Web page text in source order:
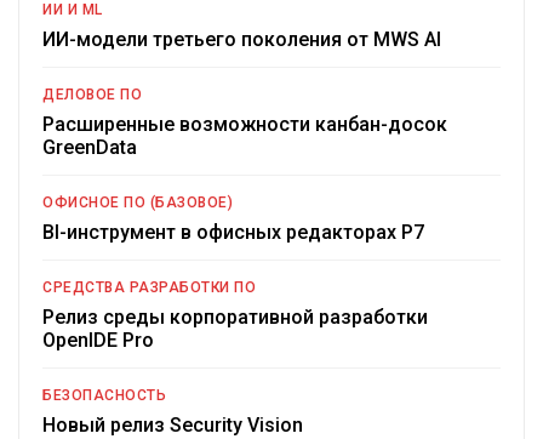
ИИ И ML
ИИ-модели третьего поколения от MWS AI
ДЕЛОВОЕ ПО
Расширенные возможности канбан-досок
GreenData
ОФИСНОЕ ПО (БАЗОВОЕ)
BI-инструмент в офисных редакторах Р7
СРЕДСТВА РАЗРАБОТКИ ПО
Релиз среды корпоративной разработки
OpenIDE Pro
БЕЗОПАСНОСТЬ
Новый релиз Security Vision